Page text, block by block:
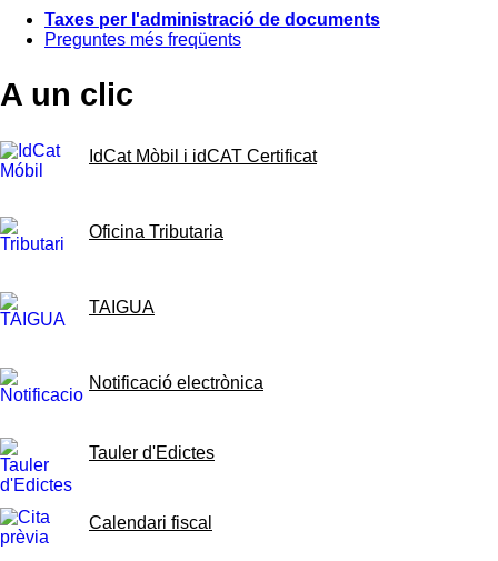
Taxes per l'administració de documents
Preguntes més freqüents
A un clic
IdCat Mòbil i idCAT Certificat
Oficina Tributaria
TAIGUA
Notificació electrònica
Tauler d'Edictes
Calendari fiscal